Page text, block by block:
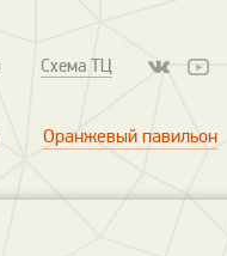
Схема ТЦ
Оранжевый павильон